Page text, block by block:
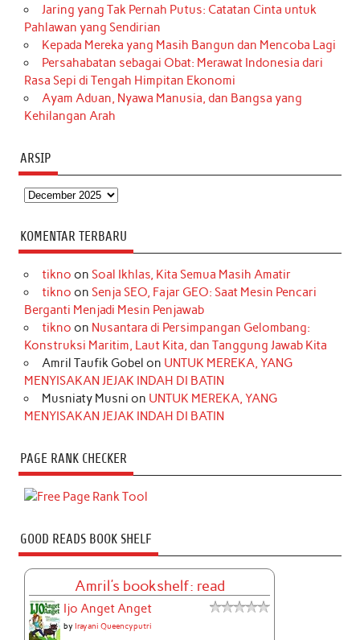
Jaring yang Tak Pernah Putus: Catatan Cinta untuk
Pahlawan yang Sendirian
Kepada Mereka yang Masih Bangun dan Mencoba Lagi
Persahabatan sebagai Obat: Merawat Indonesia dari
Rasa Sepi di Tengah Himpitan Ekonomi
Ayam Aduan, Nyawa Manusia, dan Bangsa yang
Kehilangan Arah
ARSIP
Arsip
KOMENTAR TERBARU
tikno on Soal Ikhlas, Kita Semua Masih Amatir
tikno on Senja SEO, Fajar GEO: Saat Mesin Pencari
Berganti Menjadi Mesin Penjawab
tikno on Nusantara di Persimpangan Gelombang:
Konstruksi Maritim, Laut Kita, dan Tanggung Jawab Kita
Amril Taufik Gobel on UNTUK MEREKA, YANG
MENYISAKAN JEJAK INDAH DI BATIN
Musniaty Musni on UNTUK MEREKA, YANG
MENYISAKAN JEJAK INDAH DI BATIN
PAGE RANK CHECKER
GOOD READS BOOK SHELF
Amril's bookshelf: read
Ijo Anget Anget
byIrayani Queencyputri